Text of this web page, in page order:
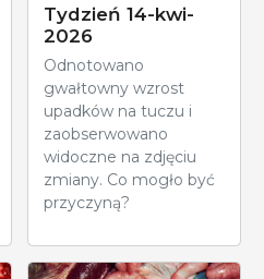
Tydzień 14-kwi-
2026
Odnotowano
gwałtowny wzrost
upadków na tuczu i
zaobserwowano
widoczne na zdjęciu
zmiany. Co mogło być
przyczyną?